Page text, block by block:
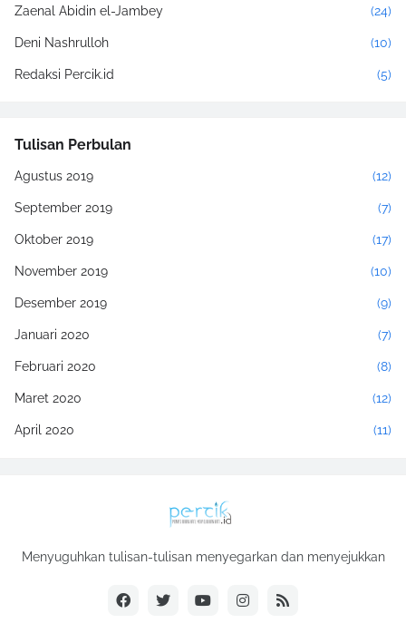
Zaenal Abidin el-Jambey (24)
Deni Nashrulloh (10)
Redaksi Percik.id (5)
Tulisan Perbulan
Agustus 2019 (12)
September 2019 (7)
Oktober 2019 (17)
November 2019 (10)
Desember 2019 (9)
Januari 2020 (7)
Februari 2020 (8)
Maret 2020 (12)
April 2020 (11)
Agustus 2020 (11)
Menyuguhkan tulisan-tulisan menyegarkan dan menyejukkan